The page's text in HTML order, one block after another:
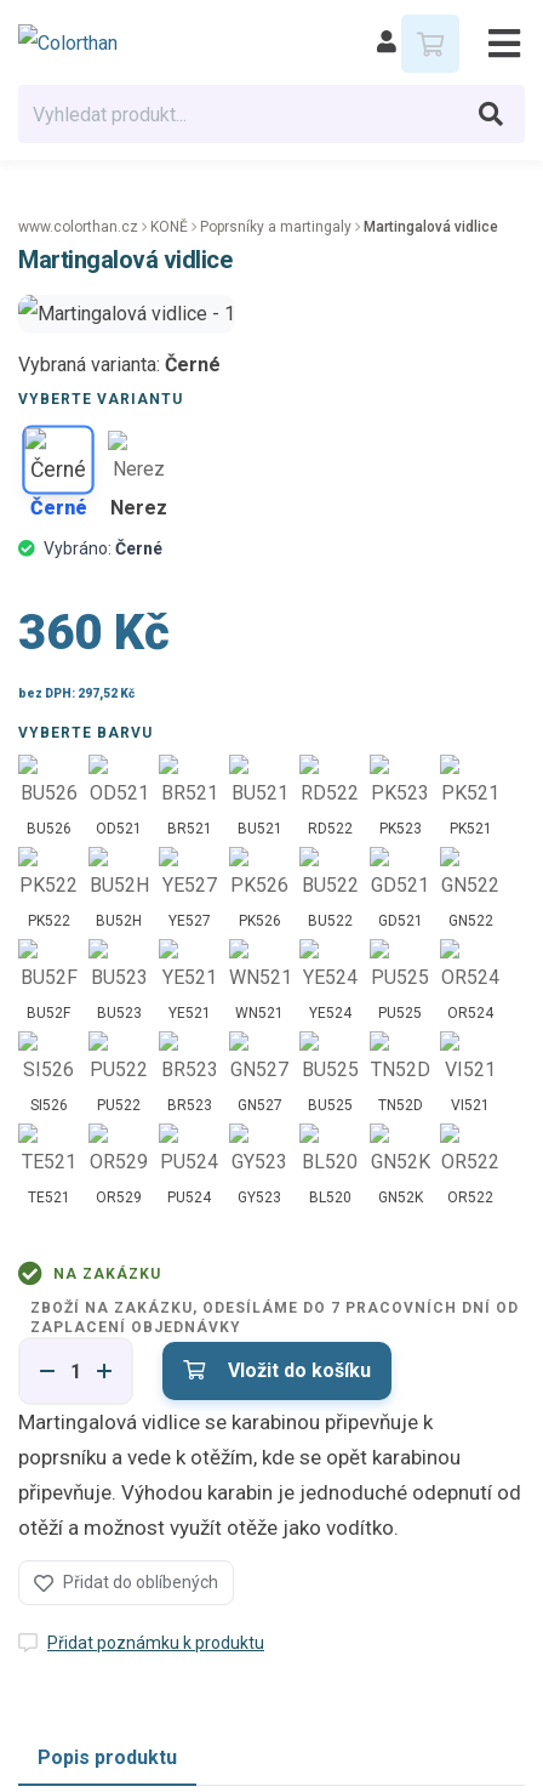
www.colorthan.cz KONĚ Poprsníky a martingaly Martingalová vidlice
Martingalová vidlice
Vybraná varianta: Černé
VYBERTE VARIANTU
Černé Nerez
Vybráno: Černé
Martingalová vidlice se karabinou připevňuje k
poprsníku a vede k otěžím, kde se opět karabinou
připevňuje. Výhodou karabin je jednoduché odepnutí od
otěží a možnost využít otěže jako vodítko.
360 Kč
bez DPH: 297,52 Kč
VYBERTE BARVU
BU526 OD521 BR521 BU521 RD522 PK523 PK521
PK522 BU52H YE527 PK526 BU522 GD521 GN522
BU52F BU523 YE521 WN521 YE524 PU525 OR524
SI526 PU522 BR523 GN527 BU525 TN52D VI521
TE521 OR529 PU524 GY523 BL520 GN52K OR522
Vložit do košíku
Přidat do oblíbených
Přidat poznámku k produktu
NA ZAKÁZKU
ZBOŽÍ NA ZAKÁZKU, ODESÍLÁME DO 7 PRACOVNÍCH DNÍ OD
ZAPLACENÍ OBJEDNÁVKY
Popis produktu